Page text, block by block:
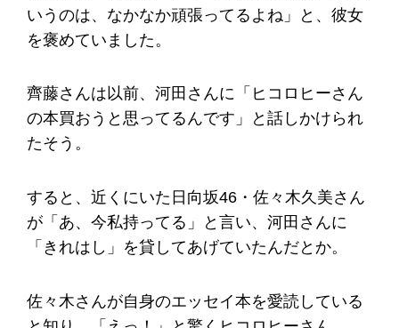
いうのは、なかなか頑張ってるよね」と、彼女
を褒めていました。
齊藤さんは以前、河田さんに「ヒコロヒーさん
の本買おうと思ってるんです」と話しかけられ
たそう。
すると、近くにいた日向坂46・佐々木久美さん
が「あ、今私持ってる」と言い、河田さんに
「きれはし」を貸してあげていたんだとか。
佐々木さんが自身のエッセイ本を愛読している